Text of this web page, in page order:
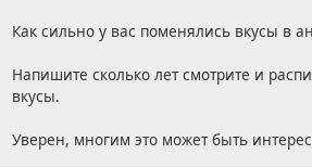
Как сильно у вас поменялись вкусы в
Напишите сколько лет смотрите и
вкусы.
Уверен, многим это может быть